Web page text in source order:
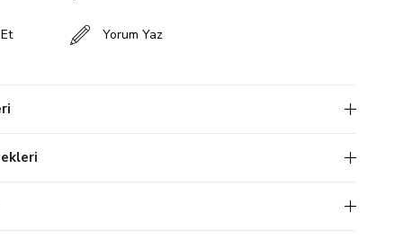
Yorum Yaz